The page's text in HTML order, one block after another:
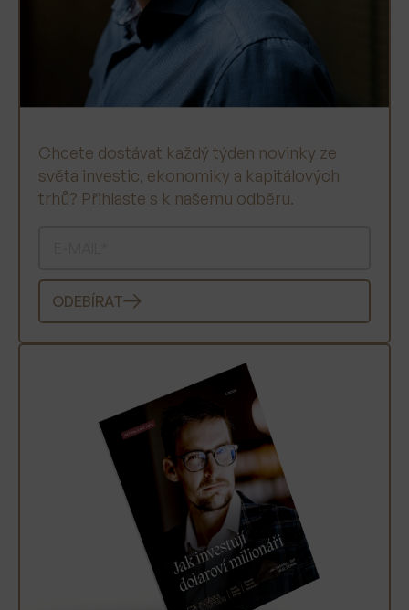
Chcete dostávat každý týden novinky ze
světa investic, ekonomiky a kapitálových
trhů? Přihlaste s k našemu odběru.
ODEBÍRAT